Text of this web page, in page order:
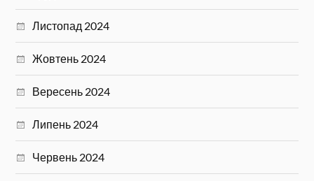
Листопад 2024
Жовтень 2024
Вересень 2024
Липень 2024
Червень 2024